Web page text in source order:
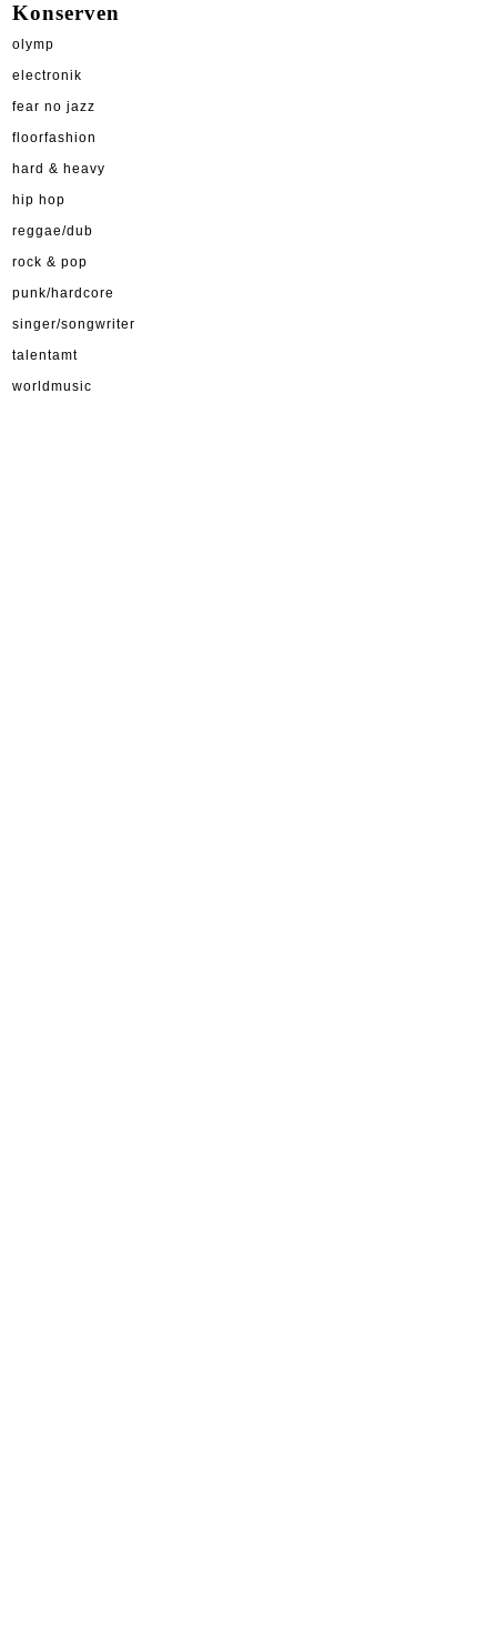
Konserven
olymp
electronik
fear no jazz
floorfashion
hard & heavy
hip hop
reggae/dub
rock & pop
punk/hardcore
singer/songwriter
talentamt
worldmusic